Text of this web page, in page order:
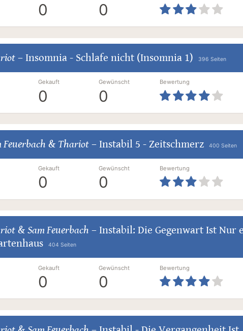
0 0
– Insomnia - Schlafe nicht (Insomnia 1) 396 Seiten
Gekauft
0
Gewünscht
0
Bewertung
Feuerbach & Thariot– Instabil 5 - Zeitschmerz 400 Seiten
Gekauft
0
Gewünscht
0
Bewertung
& Sam Feuerbach – Instabil: Die Gegenwart Ist Nur
404 Seiten
Gekauft
0
Gewünscht
0
Bewertung